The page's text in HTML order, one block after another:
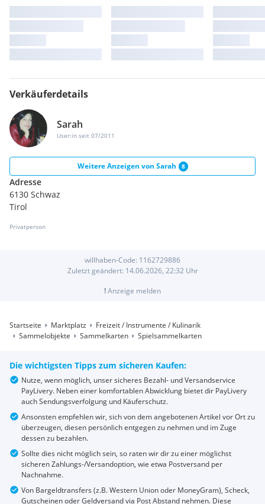
Verkäuferdetails
Sarah
User:in seit 07/2011
Weitere Anzeigen von Sarah 8
Adresse
6130 Schwaz
Tirol
Privatperson
willhaben-Code: 1162729886
Zuletzt geändert: 14.06.2026, 22:32 Uhr
!Anzeige melden
Startseite Marktplatz
Freizeit / Instrumente / Kulinarik
Sammelobjekte
Sammelkarten Spielsammelkarten
Die wichtigsten Tipps zum sicheren Kaufen:
Nutze, wenn möglich, unser sicheres Bezahl- und Versandservice
PayLivery. Neben einer komfortablen Abwicklung bietet dir PayLivery
auch Sendungsverfolgung und Käuferschutz.
Ansonsten empfehlen wir, sich von dem angebotenen Artikel vor Ort zu
überzeugen, diesen persönlich entgegen zu nehmen und im Zuge
dessen zu bezahlen.
Sollte dies nicht möglich sein, so raten wir dir zu einer möglichst
sicheren Zahlungs-/Versandoption, wie etwa Postversand per
Nachnahme.
Von Bargeldtransfers (z.B. Western Union oder MoneyGram), Scheck,
Gutscheinen oder Geldversand via Post Abstand nehmen. Diese